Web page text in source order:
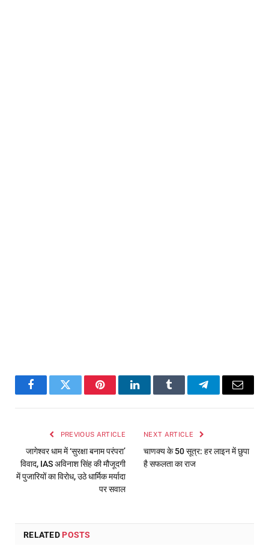
FacebookTwitter PinterestLinkedInTumblr TelegramEmail
PREVIOUS ARTICLE
जागेश्वर धाम में ‘सुरक्षा बनाम परंपरा’
विवाद, IAS अविनाश सिंह की मौजूदगी
में पुजारियों का विरोध, उठे धार्मिक मर्यादा
पर सवाल
NEXT ARTICLE
चाणक्य के 50 सूत्र: हर लाइन में छुपा
है सफलता का राज
RELATED POSTS